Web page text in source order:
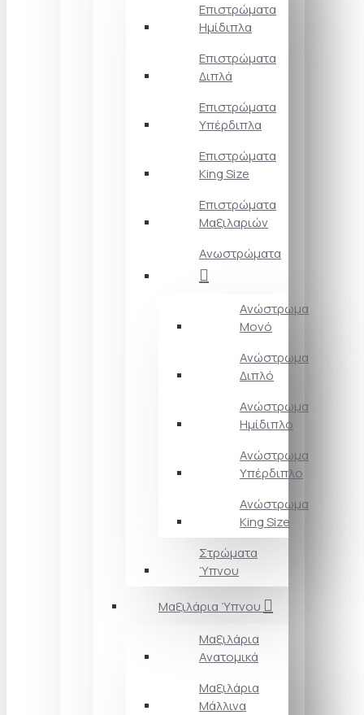
Επιστρώματα
Ημίδιπλα
Επιστρώματα
Διπλά
Επιστρώματα
Υπέρδιπλα
Επιστρώματα
King Size
Επιστρώματα
Μαξιλαριών
Ανωστρώματα
Ανώστρωμα
Μονό
Ανώστρωμα
Διπλό
Ανώστρωμα
Ημίδιπλο
Ανώστρωμα
Υπέρδιπλο
Ανώστρωμα
King Size
Στρώματα
Ύπνου
Μαξιλάρια Ύπνου
Μαξιλάρια
Ανατομικά
Μαξιλάρια
Μάλλινα